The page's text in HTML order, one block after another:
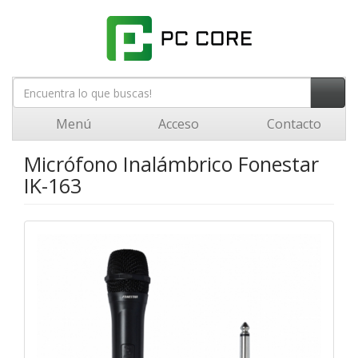
Menú Acceso Contacto
Micrófono Inalámbrico Fonestar
IK-163